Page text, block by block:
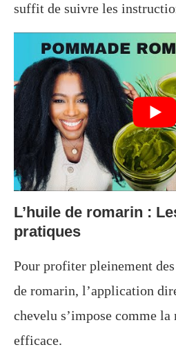
suffit de suivre les
L’huile de romarin :
pratiques
Pour profiter pleinement
de romarin, l’application
chevelu s’impose comme la
efficace.